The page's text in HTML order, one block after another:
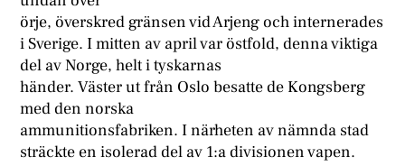
örje, överskred gränsen vid Arjeng och internerades
i Sverige. I mitten av april var östfold, denna viktiga
del av Norge, helt i tyskarnas
händer. Väster ut från Oslo besatte de Kongsberg
med den norska
ammunitionsfabriken. I närheten av nämnda stad
sträckte en isolerad del av 1:a divisionen vapen.